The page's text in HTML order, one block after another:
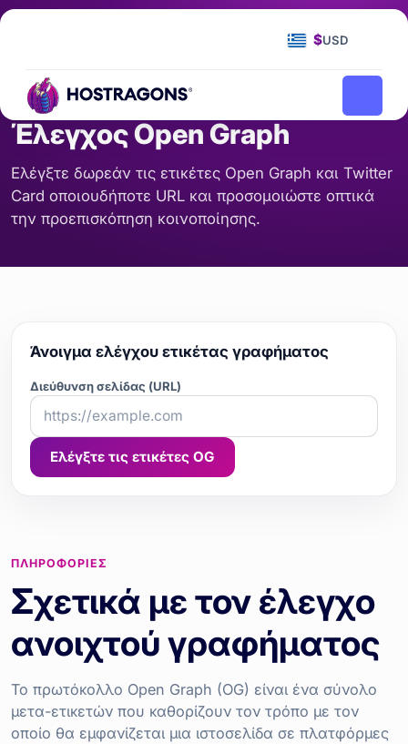
$USD
Έλεγχος Open Graph
Ελέγξτε δωρεάν τις ετικέτες Open Graph και Twitter
Card οποιουδήποτε URL και προσομοιώστε οπτικά
την προεπισκόπηση κοινοποίησης.
Άνοιγμα ελέγχου ετικέτας γραφήματος
Διεύθυνση σελίδας (URL)
Ελέγξτε τις ετικέτες OG
ΠΛΗΡΟΦΟΡΊΕΣ
Σχετικά με τον έλεγχο
ανοιχτού γραφήματος
Το πρωτόκολλο Open Graph (OG) είναι ένα σύνολο
μετα-ετικετών που καθορίζουν τον τρόπο με τον
οποίο θα εμφανίζεται μια ιστοσελίδα σε πλατφόρμες